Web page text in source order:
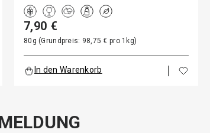
7,90 €
80g (Grundpreis: 98,75 € pro 1kg)
In den Warenkorb